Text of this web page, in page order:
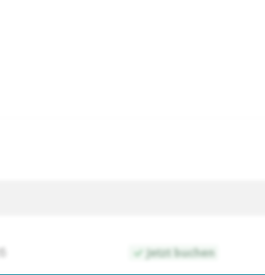
Jetzt buchen